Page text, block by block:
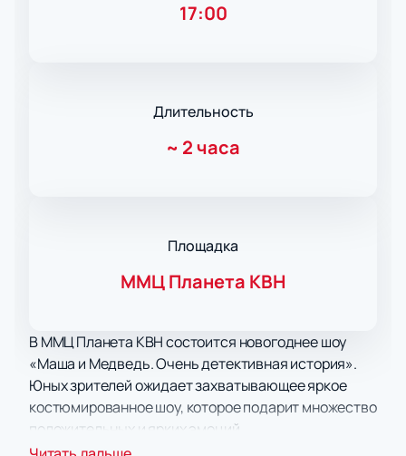
17:00
Длительность
~ 2 часа
Площадка
ММЦ Планета КВН
В ММЦ Планета КВН состоится новогоднее шоу
«Маша и Медведь. Очень детективная история».
Юных зрителей ожидает захватывающее яркое
костюмированное шоу, которое подарит множество
положительных и ярких эмоций.
Занимательный динамичный сюжет, быстрая